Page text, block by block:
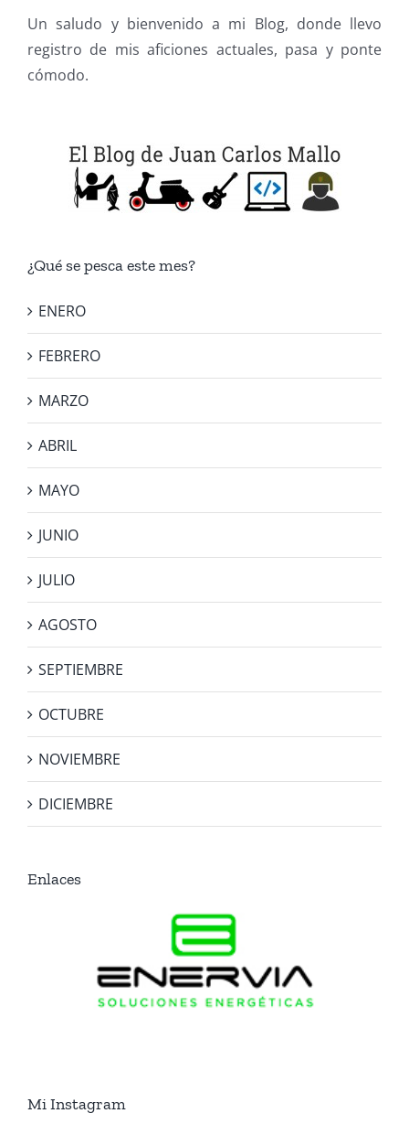
Un saludo y bienvenido a mi Blog, donde llevo
registro de mis aficiones actuales, pasa y ponte
cómodo.
¿Qué se pesca este mes?
ENERO
FEBRERO
MARZO
ABRIL
MAYO
JUNIO
JULIO
AGOSTO
SEPTIEMBRE
OCTUBRE
NOVIEMBRE
DICIEMBRE
Enlaces
Mi Instagram